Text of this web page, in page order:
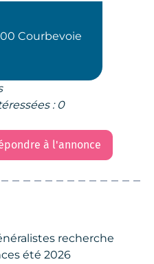
Courbevoie
: 0
à l'annonce
recherche
été 2026